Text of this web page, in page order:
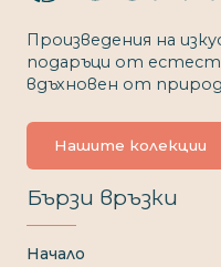
Произведения на
подаръци от
вдъхновен от
Нашите колекции
Бързи връзки
Начало